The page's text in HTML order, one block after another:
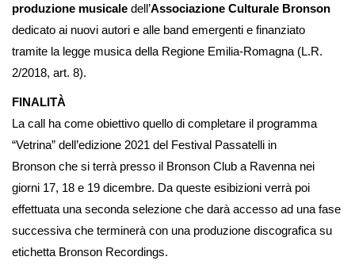
produzione musicale dell’Associazione Culturale Bronson
dedicato ai nuovi autori e alle band emergenti e finanziato
tramite la legge musica della Regione Emilia-Romagna (L.R.
2/2018, art. 8).
FINALITÀ
La call ha come obiettivo quello di completare il programma
“Vetrina” dell’edizione 2021 del Festival Passatelli in
Bronson che si terrà presso il Bronson Club a Ravenna nei
giorni 17, 18 e 19 dicembre. Da queste esibizioni verrà poi
effettuata una seconda selezione che darà accesso ad una fase
successiva che terminerà con una produzione discografica su
etichetta Bronson Recordings.